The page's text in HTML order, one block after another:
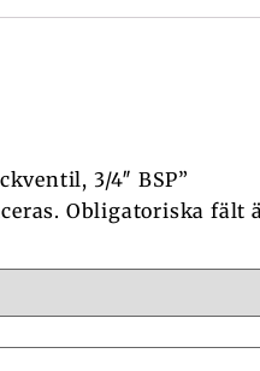
3/4″ BSP”
Obligatoriska fält